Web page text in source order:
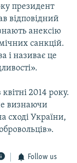
президент
відповідний
анексію
санкцій.
і називає це
2014 року.
визнаючи
сході України,
Follow us